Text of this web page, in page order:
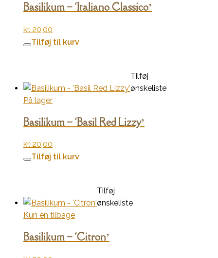
Basilikum – ‘Italiano Classico’
kr. 20,00
Tilføj til kurv
Tilføj
ønskeliste
På lager
Basilikum – ‘Basil Red Lizzy’
kr. 20,00
Tilføj til kurv
Tilføj
ønskeliste
Kun én tilbage
Basilikum – ‘Citron’